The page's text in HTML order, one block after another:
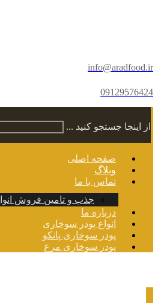
info@aradfood.ir
09129576424
از اینجا جستجو کنید ...
صفحه اصلی
وبلاگ
تماس با ما
جذب و تامین فروش
درباره ما
انواع پودر سوخاری
پودر سوخاری پانکو
پودر سوخاری مرغ